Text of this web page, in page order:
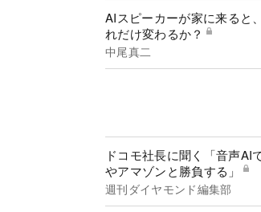
AIスピーカーが家に来ると
れだけ変わるか？
中尾真二
ドコモ社長に聞く「音声AI
やアマゾンと勝負する」
週刊ダイヤモンド編集部